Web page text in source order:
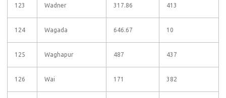
123 Wadner 317.86 413
124 Wagada 646.67 10
125 Waghapur 487 437
126 Wai 171 382